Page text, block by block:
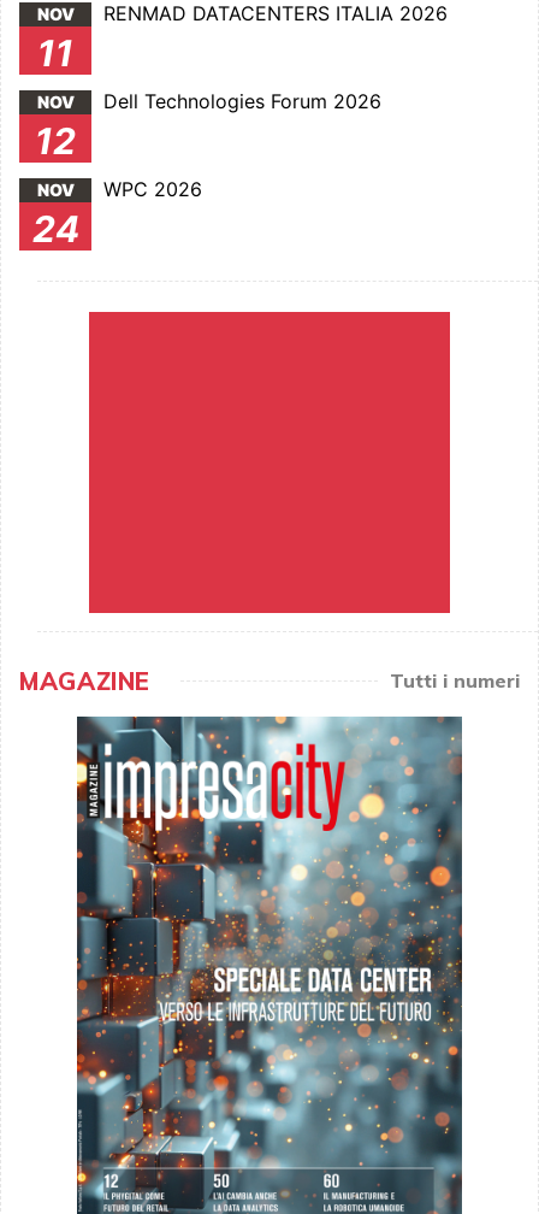
NOV
11
RENMAD DATACENTERS ITALIA 2026
NOV
12
Dell Technologies Forum 2026
NOV
24
WPC 2026
MAGAZINE Tutti i numeri